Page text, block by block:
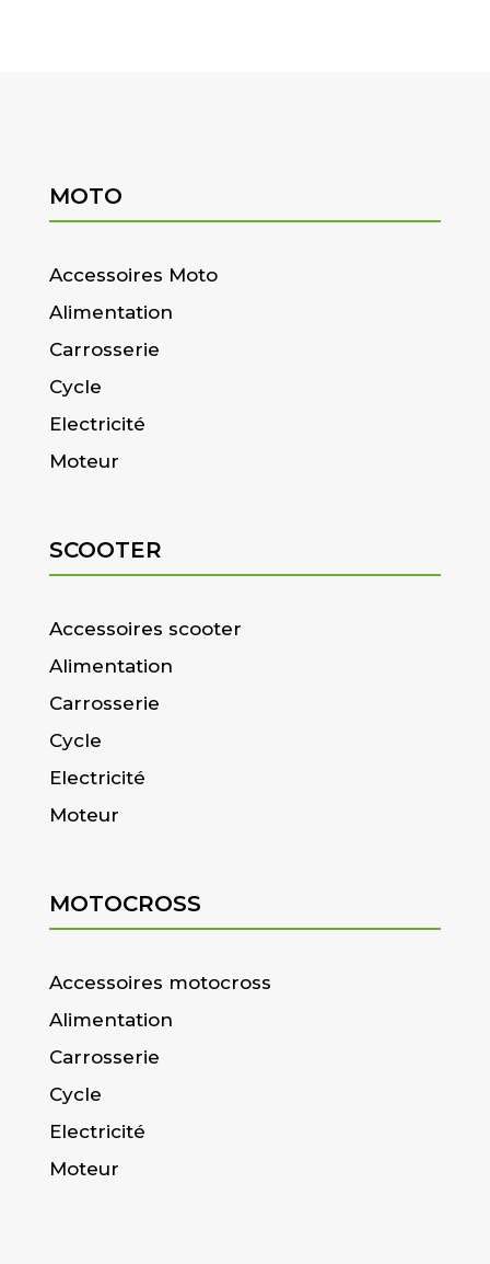
MOTO
Accessoires Moto
Alimentation
Carrosserie
Cycle
Electricité
Moteur
SCOOTER
Accessoires scooter
Alimentation
Carrosserie
Cycle
Electricité
Moteur
MOTOCROSS
Accessoires motocross
Alimentation
Carrosserie
Cycle
Electricité
Moteur